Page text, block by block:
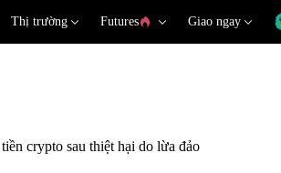
Thị trường Futures Giao ngay
crypto sau thiệt hại do lừa đảo